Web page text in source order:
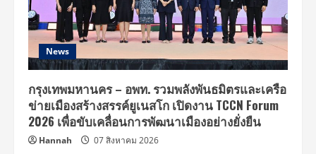
News
กรุงเทพมหานคร – อพท. รวมพลังพันธมิตรและเครือ
ข่ายเมืองสร้างสรรค์ยูเนสโก เปิดงาน TCCN Forum
2026 เพื่อขับเคลื่อนการพัฒนาเมืองอย่างยั่งยืน
Hannah 07 สิงหาคม 2026